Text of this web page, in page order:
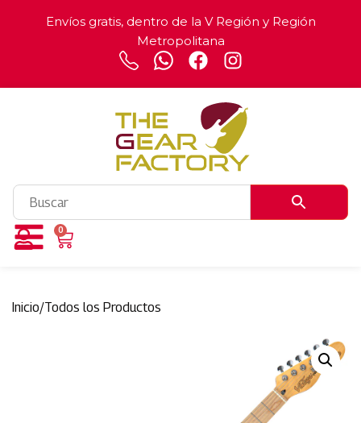
Envíos gratis, dentro de la V Región y Región
Metropolitana
0
Inicio/Todos los Productos